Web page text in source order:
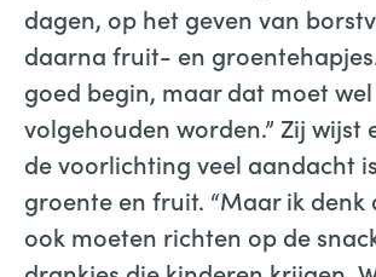
dagen, op het geven van
daarna fruit- en
goed begin, maar dat moet wel
volgehouden worden.” Zij wijst
de voorlichting veel aandacht
groente en fruit. “Maar ik denk
ook moeten richten op de